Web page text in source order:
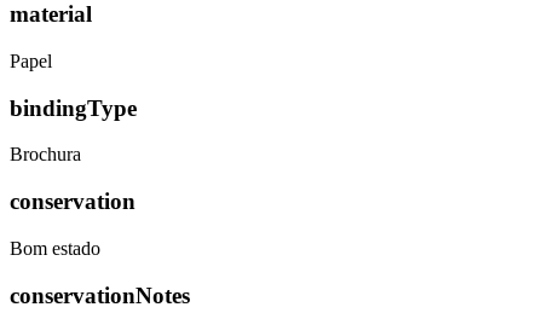
material
Papel
bindingType
Brochura
conservation
Bom estado
conservationNotes